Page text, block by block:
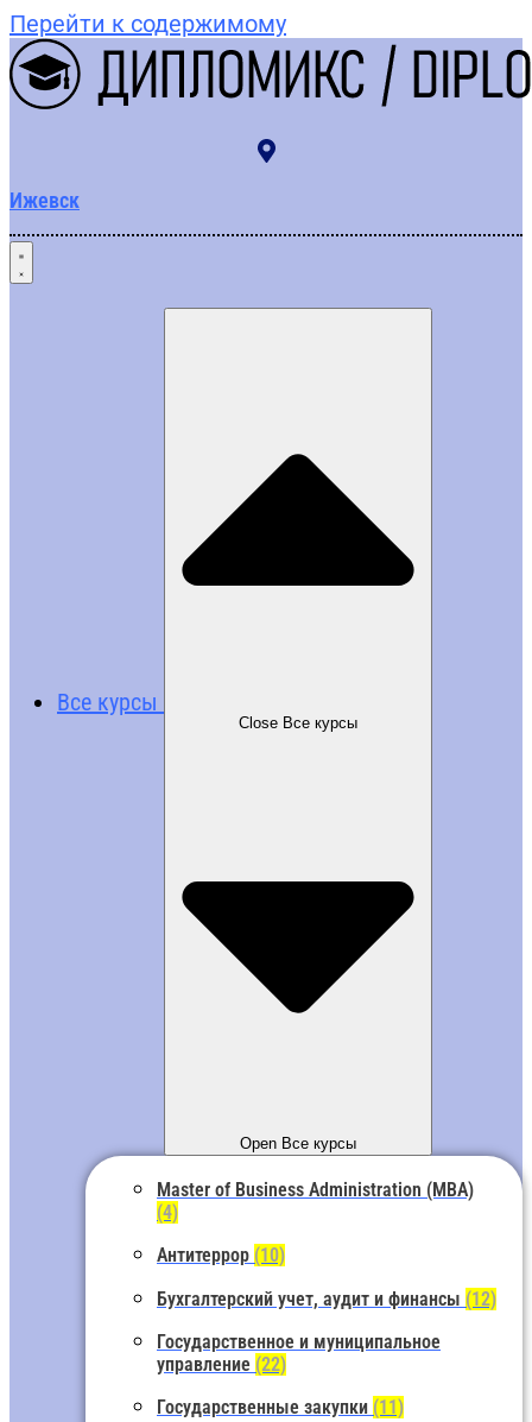
Перейти к содержимому
Ижевск
Все курсы
Close Все курсы
Open Все курсы
Master of Business Administration (MBA)
(4)
Антитеррор (10)
Бухгалтерский учет, аудит и финансы (12)
Государственное и муниципальное
управление (22)
Государственные закупки (11)